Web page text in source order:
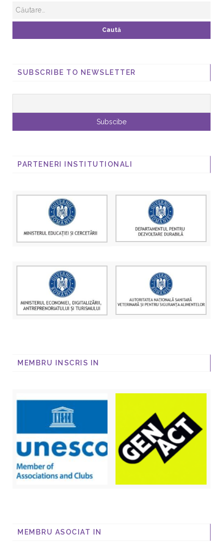
SUBSCRIBE TO NEWSLETTER
PARTENERI INSTITUTIONALI
MEMBRU INSCRIS IN
MEMBRU ASOCIAT IN